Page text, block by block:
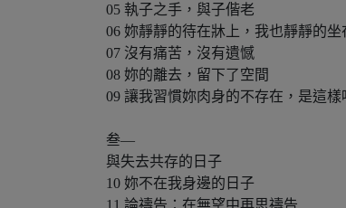
05 執子之手，與子偕老
06 妳靜靜的待在牀上，我也靜靜的坐
07 沒有痛苦，沒有遺憾
08 妳的離去，留下了空間
09 讓我習慣妳肉身的不存在，是這樣
叁—
與失去共存的日子
10 妳不在我身邊的日子
11 論禱告：在無望中再思禱告